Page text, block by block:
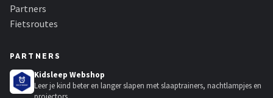
Partners
Fietsroutes
PARTNERS
Kidsleep Webshop
Leer je kind beter en langer slapen met slaaptrainers, nachtlampjes en